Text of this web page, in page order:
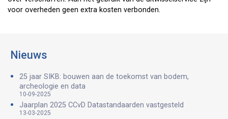
voor overheden geen extra kosten verbonden.
Nieuws
25 jaar SIKB: bouwen aan de toekomst van bodem,
archeologie en data
10-09-2025
Jaarplan 2025 CCvD Datastandaarden vastgesteld
13-03-2025